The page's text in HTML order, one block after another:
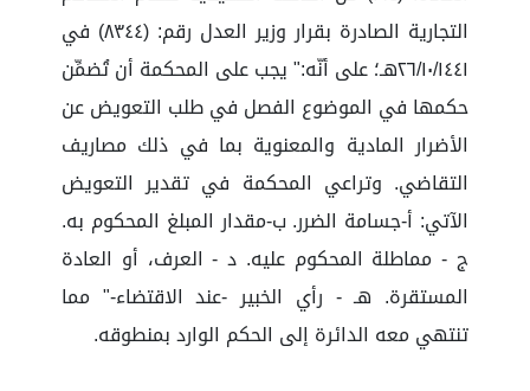
التجارية الصادرة بقرار وزير العدل رقم: (٨٣٤٤) في
٢٦/١٠/١٤٤١هـ؛ على أنّه:" يجب على المحكمة أن تُضمِّن
حكمها في الموضوع الفصل في طلب التعويض عن
الأضرار المادية والمعنوية بما في ذلك مصاريف
التقاضي. وتراعي المحكمة في تقدير التعويض
الآتي: أ-جسامة الضرر. ب-مقدار المبلغ المحكوم به.
ج - مماطلة المحكوم عليه. د - العرف، أو العادة
المستقرة. هـ - رأي الخبير -عند الاقتضاء-" مما
تنتهي معه الدائرة إلى الحكم الوارد بمنطوقه.